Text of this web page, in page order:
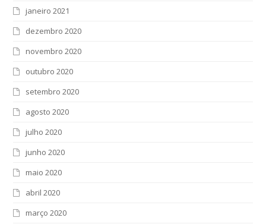
janeiro 2021
dezembro 2020
novembro 2020
outubro 2020
setembro 2020
agosto 2020
julho 2020
junho 2020
maio 2020
abril 2020
março 2020